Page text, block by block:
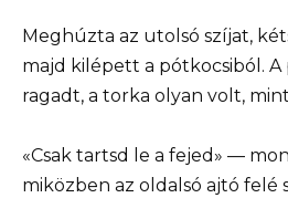
Meghúzta az utolsó szíjat,
majd kilépett a pótkocsiból. A
ragadt, a torka olyan volt,
«Csak tartsd le a fejed» —
miközben az oldalsó ajtó felé